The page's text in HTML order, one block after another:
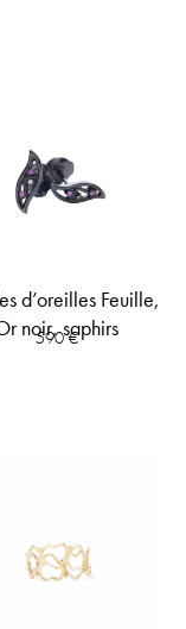
d’oreilles Feuille,
noir, saphirs
590€